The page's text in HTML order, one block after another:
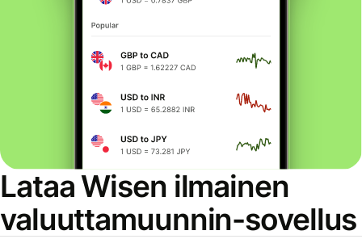
Lataa Wisen ilmainen
valuuttamuunnin-sovellus